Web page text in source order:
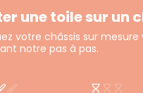
une toile sur un
votre châssis sur
notre pas à pas.